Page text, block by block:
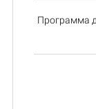
Программа